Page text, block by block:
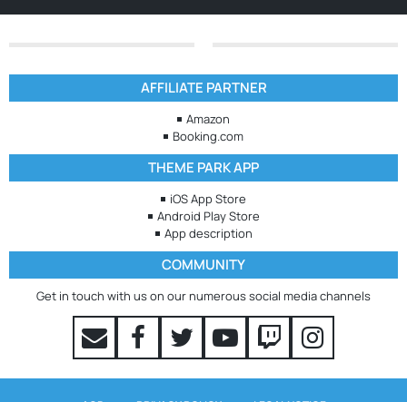
AFFILIATE PARTNER
Amazon
Booking.com
THEME PARK APP
iOS App Store
Android Play Store
App description
COMMUNITY
Get in touch with us on our numerous social media channels